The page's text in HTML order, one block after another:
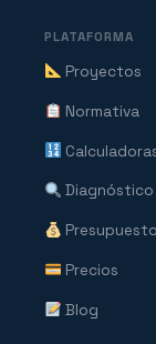
PLATAFORMA
Proyectos
Normativa
Diagnóstico
Precios
Blog